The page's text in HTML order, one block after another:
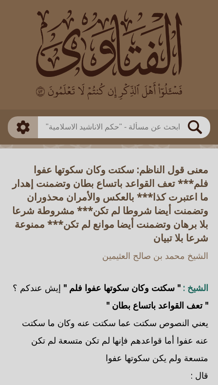
بحث
العالم
بن باز
بن العثيمين
اللجنة الدائمة
طريقة البحث
ذكي
معنى قول الناظم: سكتت وكان سكوتها عفوا
فلم*** تعف القواعد باتساع بطان وتضمنت إهدار
ما اعتبرت كذا*** بالعكس والأمران محذوران
وتضمنت أيضا شروطا لم تكن*** مشروطة شرعا
بلا برهان وتضمنت أيضا موانع لم تكن*** ممنوعة
شرعا بلا تبيان
الشيخ محمد بن صالح العثيمين
الشيخ : " سكتت وكان سكوتها عفوا فلم " إيش عندكم ؟
" تعف القواعد باتساع بطان "
يعني النصوص سكتت عما سكتت عنه وكان ما سكتت
عنه عفوا أما قواعدهم فإنها لم تكن متسعة لم تكن
متسعة ولم يكن سكوتها عفوا
قال :